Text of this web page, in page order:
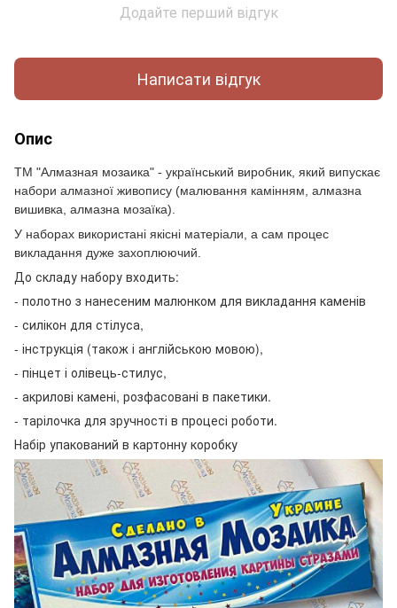
Додайте перший відгук
Написати відгук
Опис
ТМ "Алмазная мозаика" - український виробник, який випускає
набори алмазної живопису (малювання камінням, алмазна
вишивка, алмазна мозаїка).
У наборах використані якісні матеріали, а сам процес
викладання дуже захоплюючий.
До складу набору входить:
- полотно з нанесеним малюнком для викладання каменів
- силікон для стілуса,
- інструкція (також і англійською мовою),
- пінцет і олівець-стилус,
- акрилові камені, розфасовані в пакетики.
- тарілочка для зручності в процесі роботи.
Набір упакований в картонну коробку